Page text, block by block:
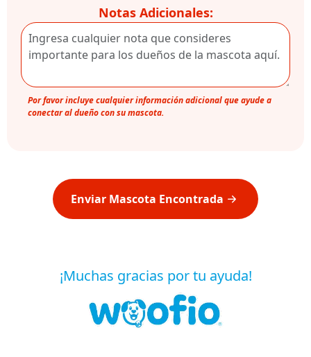
Notas Adicionales:
Por favor incluye cualquier información adicional que ayude a
conectar al dueño con su mascota.
Enviar Mascota Encontrada
¡Muchas gracias por tu ayuda!